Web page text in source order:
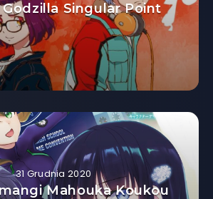
Godzilla Singular Point
31 Grudnia 2020
Mahouka Koukou